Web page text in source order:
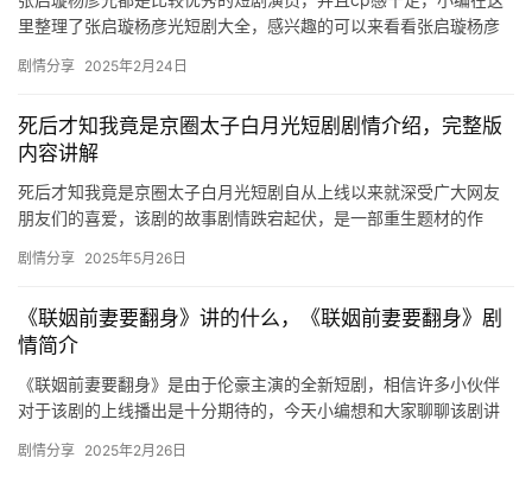
里整理了张启璇杨彦光短剧大全，感兴趣的可以来看看张启璇杨彦
剧情分享 2025年2月24日
死后才知我竟是京圈太子白月光短剧剧情介绍，完整版
内容讲解
死后才知我竟是京圈太子白月光短剧自从上线以来就深受广大网友
朋友们的喜爱，该剧的故事剧情跌宕起伏，是一部重生题材的作
竟是…
剧情分享 2025年5月26日
《联姻前妻要翻身》讲的什么，《联姻前妻要翻身》剧
情简介
《联姻前妻要翻身》是由于伦豪主演的全新短剧，相信许多小伙伴
对于该剧的上线播出是十分期待的，今天小编想和大家聊聊该剧讲
《联姻…
剧情分享 2025年2月26日